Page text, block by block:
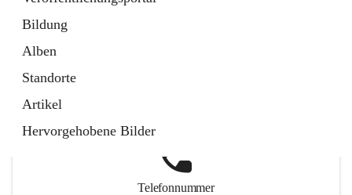
Bildung
Alben
Standorte
Artikel
Hervorgehobene Bilder
Telefonnummer